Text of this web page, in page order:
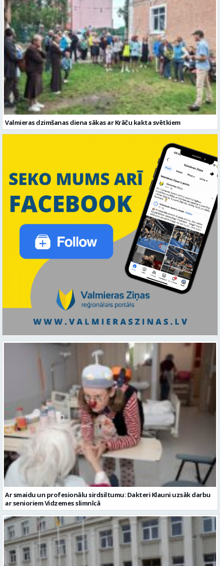
Valmieras dzimšanas diena sākas ar Krāču kakta svētkiem
Ar smaidu un profesionālu sirdsiltumu: Dakteri Klauni uzsāk darbu
ar senioriem Vidzemes slimnīcā